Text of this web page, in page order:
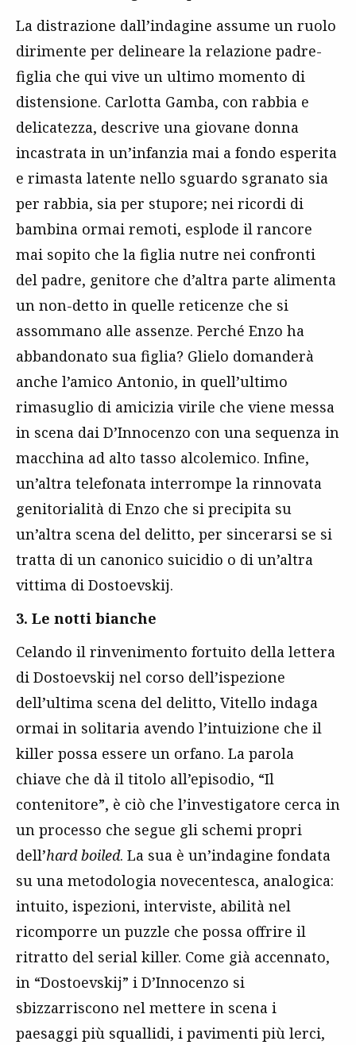
La distrazione dall’indagine assume un ruolo
dirimente per delineare la relazione padre-
figlia che qui vive un ultimo momento di
distensione. Carlotta Gamba, con rabbia e
delicatezza, descrive una giovane donna
incastrata in un’infanzia mai a fondo esperita
e rimasta latente nello sguardo sgranato sia
per rabbia, sia per stupore; nei ricordi di
bambina ormai remoti, esplode il rancore
mai sopito che la figlia nutre nei confronti
del padre, genitore che d’altra parte alimenta
un non-detto in quelle reticenze che si
assommano alle assenze. Perché Enzo ha
abbandonato sua figlia? Glielo domanderà
anche l’amico Antonio, in quell’ultimo
rimasuglio di amicizia virile che viene messa
in scena dai D’Innocenzo con una sequenza in
macchina ad alto tasso alcolemico. Infine,
un’altra telefonata interrompe la rinnovata
genitorialità di Enzo che si precipita su
un’altra scena del delitto, per sincerarsi se si
tratta di un canonico suicidio o di un’altra
vittima di Dostoevskij.
3. Le notti bianche
Celando il rinvenimento fortuito della lettera
di Dostoevskij nel corso dell’ispezione
dell’ultima scena del delitto, Vitello indaga
ormai in solitaria avendo l’intuizione che il
killer possa essere un orfano. La parola
chiave che dà il titolo all’episodio, “Il
contenitore”, è ciò che l’investigatore cerca in
un processo che segue gli schemi propri
dell’hard boiled. La sua è un’indagine fondata
su una metodologia novecentesca, analogica:
intuito, ispezioni, interviste, abilità nel
ricomporre un puzzle che possa offrire il
ritratto del serial killer. Come già accennato,
in “Dostoevskij” i D’Innocenzo si
sbizzarriscono nel mettere in scena i
paesaggi più squallidi, i pavimenti più lerci,